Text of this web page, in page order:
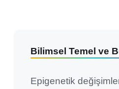
Bilimsel Temel ve
Epigenetik